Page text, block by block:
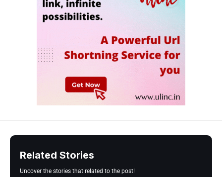
Related Stories
Uncover the stories that related to the post!